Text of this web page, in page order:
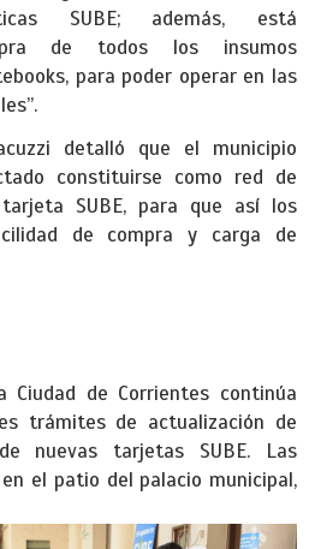
SUBE; además, está
de todos los insumos
para poder operar en las
detalló que el municipio
constituirse como red de
SUBE, para que así los
de compra y carga de
Ciudad de Corrientes continúa
trámites de actualización de
nuevas tarjetas SUBE. Las
el patio del palacio municipal,